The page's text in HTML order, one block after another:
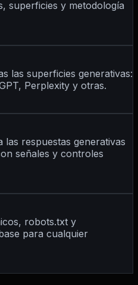
superficies y metodología
las superficies generativas:
Perplexity y otras.
respuestas generativas
señales y controles
robots.txt y
para cualquier